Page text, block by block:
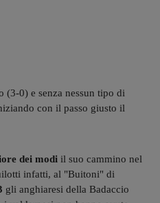
(3-0) e senza nessun tipo di
con il passo giusto il
dei modi il suo cammino nel
infatti, al "Buitoni" di
gli anghiaresi della Badaccio